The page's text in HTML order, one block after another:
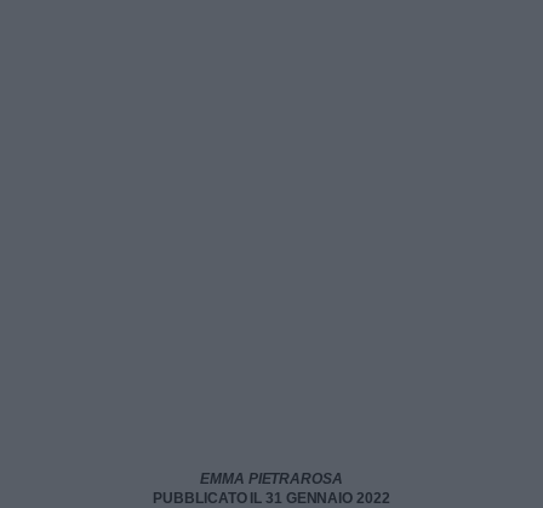
EMMA PIETRAROSA
PUBBLICATO IL 31 GENNAIO 2022